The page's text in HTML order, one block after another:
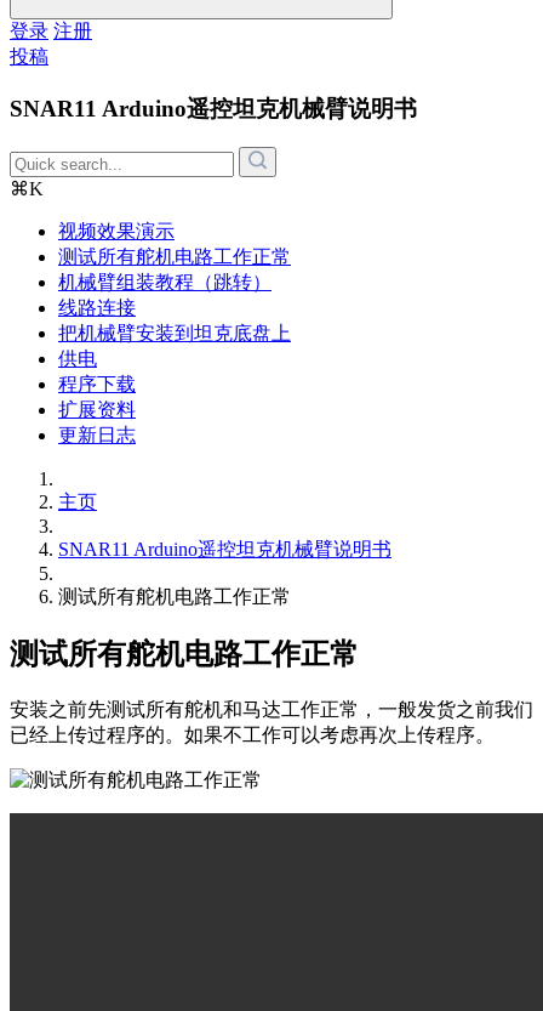
登录 注册
投稿
SNAR11 Arduino遥控坦克机械臂说明书
⌘K
视频效果演示
测试所有舵机电路工作正常
机械臂组装教程（跳转）
线路连接
把机械臂安装到坦克底盘上
供电
程序下载
扩展资料
更新日志
主页
SNAR11 Arduino遥控坦克机械臂说明书
测试所有舵机电路工作正常
测试所有舵机电路工作正常
安装之前先测试所有舵机和马达工作正常，一般发货之前我们
已经上传过程序的。如果不工作可以考虑再次上传程序。